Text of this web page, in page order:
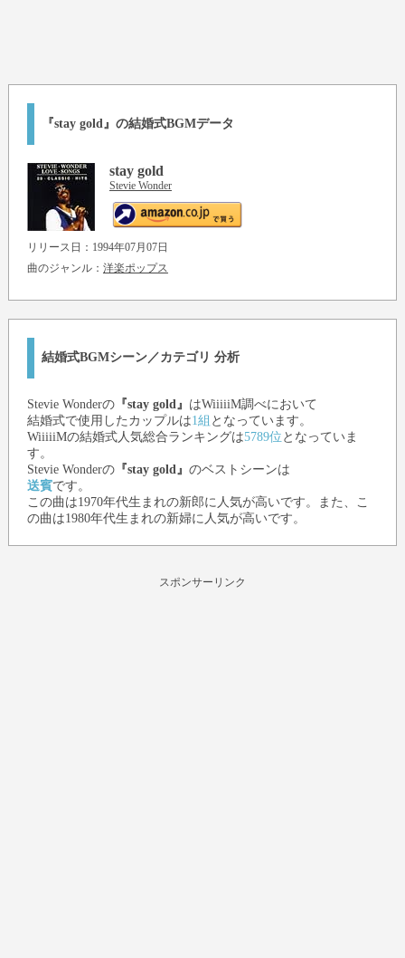
『stay gold』の結婚式BGMデータ
stay gold
Stevie Wonder
リリース日：1994年07月07日
曲のジャンル： 洋楽ポップス
結婚式BGMシーン／カテゴリ 分析
Stevie Wonderの『stay gold』 はWiiiiiM調べにおいて
結婚式で使用したカップルは1組 となっています。
WiiiiiMの結婚式人気総合ランキングは5789位 となっていま
す。
Stevie Wonderの『stay gold』 のベストシーンは
送賓です。
この曲は1970年代生まれの新郎に人気が高いです。また、こ
の曲は1980年代生まれの新婦に人気が高いです。
スポンサーリンク